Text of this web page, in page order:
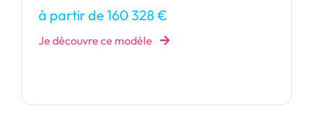
à partir de 137 968 €
Je découvre ce modèle